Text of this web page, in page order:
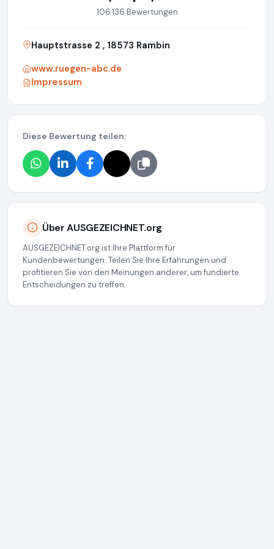
106.136 Bewertungen
Hauptstrasse 2 , 18573 Rambin
www.ruegen-abc.de
Impressum
Diese Bewertung teilen:
Über AUSGEZEICHNET.org
AUSGEZEICHNET.org ist Ihre Plattform für
Kundenbewertungen. Teilen Sie Ihre Erfahrungen und
profitieren Sie von den Meinungen anderer, um fundierte
Entscheidungen zu treffen.